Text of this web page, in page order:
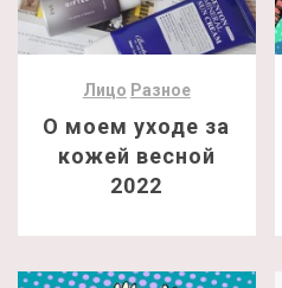
Лицо Разное
О моем уходе за
кожей весной
2022